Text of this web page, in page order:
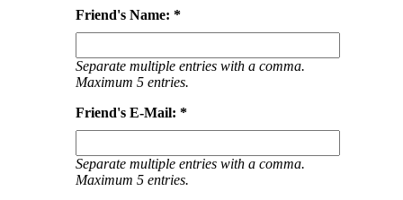
Friend's Name: *
Separate multiple entries with a comma.
Maximum 5 entries.
Friend's E-Mail: *
Separate multiple entries with a comma.
Maximum 5 entries.